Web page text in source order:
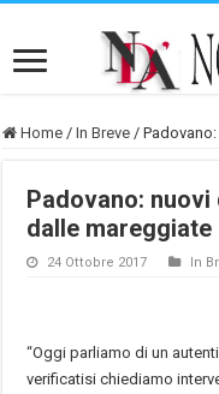
Home / In Breve /
Padovano:
dalle mareggiate
24 Ottobre 2017 In
“Oggi parliamo di un
verificatisi chiediamo